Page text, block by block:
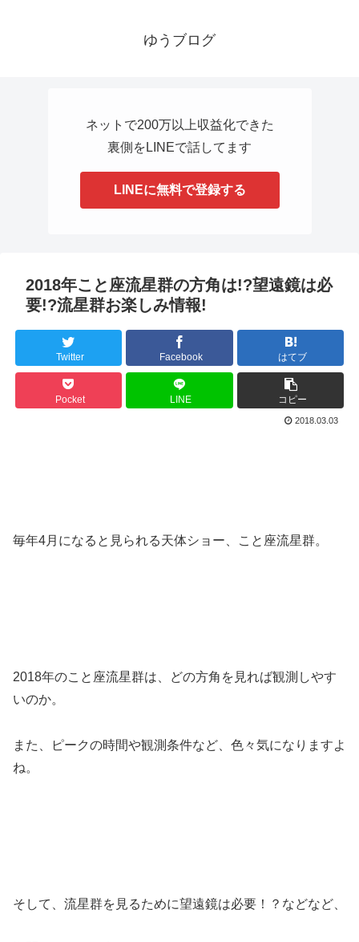
ゆうブログ
ネットで200万以上収益化できた
裏側をLINEで話してます
LINEに無料で登録する
2018年こと座流星群の方角は!?望遠鏡は必
要!?流星群お楽しみ情報!
Twitter Facebook はてブ
Pocket LINE コピー
2018.03.03
毎年4月になると見られる天体ショー、こと座流星群。
2018年のこと座流星群は、どの方角を見れば観測しやす
いのか。
また、ピークの時間や観測条件など、色々気になりますよ
ね。
そして、流星群を見るために望遠鏡は必要！？などなど、